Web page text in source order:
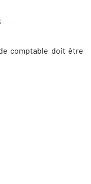
comptable doit être